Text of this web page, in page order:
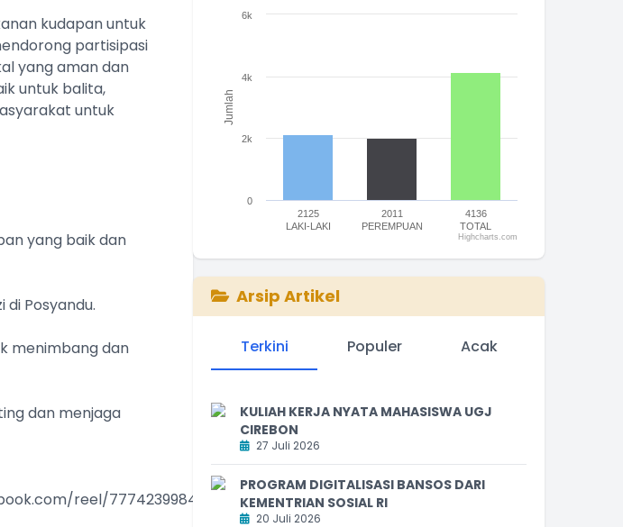
kudapan untuk
partisipasi
yang aman dan
untuk balita,
untuk
yang baik dan
Posyandu.
menimbang dan
dan menjaga
reel/777423998429072
The chart has 1 X axis displaying categories.
Jumlah
2125
LAKI-LAKI
2011
PEREMPUAN
4136
TOTAL
0
2k
4k
6k
Highcharts.com
Arsip Artikel
Terkini Populer Acak
KULIAH KERJA NYATA MAHASISWA UGJ
CIREBON
27 Juli 2026
PROGRAM DIGITALISASI BANSOS DARI
KEMENTRIAN SOSIAL RI
20 Juli 2026